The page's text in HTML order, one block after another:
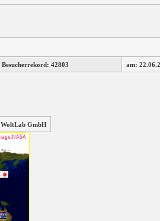
Besucherrekord: 42803 am:
WoltLab GmbH